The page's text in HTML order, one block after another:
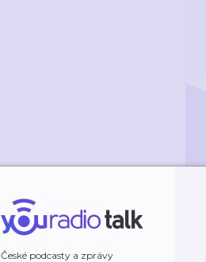
České podcasty a zprávy